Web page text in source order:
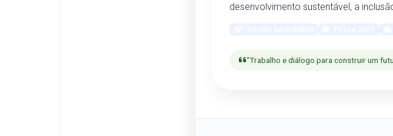
desenvolvimento sustentável, a
“Trabalho e diálogo para construir um